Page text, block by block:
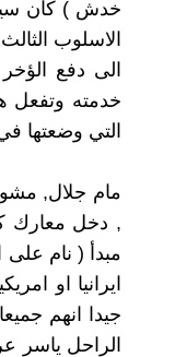
خدش ) كان
الاسلوب
الى دفع
خدمته وتفعل
التي وضعتها
مام جلال,
, دخل معارك
مبدأ ( نام
ايرانيا او
جيدا انهم
الراحل ياسر